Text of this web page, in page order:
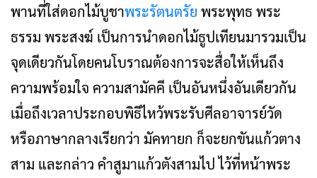
พานที่ใส่ดอกไม้บูชาพระรัตนตรัย พระพุทธ พระ
ธรรม พระสงฆ์ เป็นการนำดอกไม้ธูปเทียนมารวมเป็น
จุดเดียวกันโดยคนโบราณต้องการจะสื่อให้เห็นถึง
ความพร้อมใจ ความสามัคคี เป็นอันหนึ่งอันเดียวกัน
เมื่อถึงเวลาประกอบพิธีไหว้พระรับศีลอาจารย์วัด
หรือภาษากลางเรียกว่า มัคทายก ก็จะยกขันแก้วตาง
สาม และกล่าว คำสูมาแก้วตังสามไป ไว้ที่หน้าพระ